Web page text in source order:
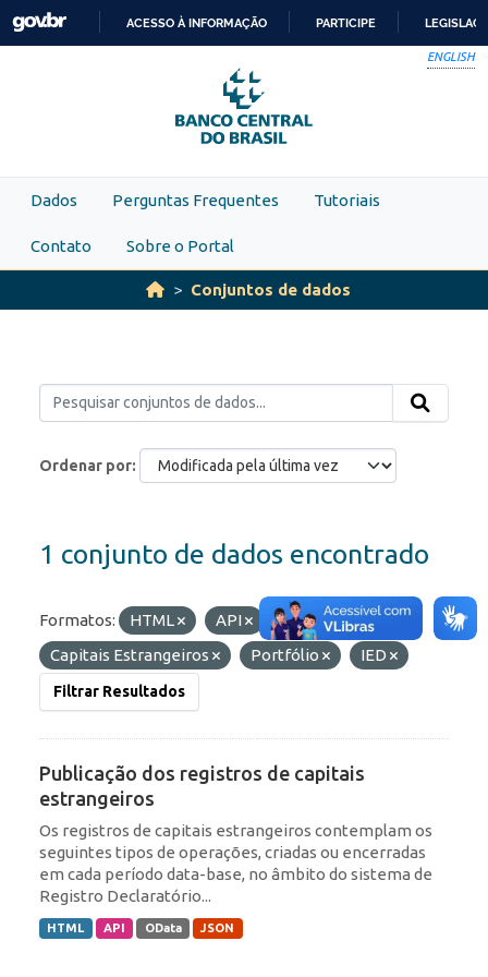
Skip to main content
PARA
O
CONTEÚDO
ACESSO À INFORMAÇÃO PARTICIPE
ENGLISH
Dados Perguntas Frequentes Tutoriais
Contato Sobre o Portal
Conjuntos de dados
Ordenar por
1 conjunto de dados encontrado
Formatos: HTML API Etiquetas:
RDE
Capitais Estrangeiros
Portfólio IED
Filtrar Resultados
Publicação dos registros de capitais
estrangeiros
Os registros de capitais estrangeiros contemplam os
seguintes tipos de operações, criadas ou encerradas
em cada período data-base, no âmbito do sistema de
Registro Declaratório...
HTML API OData JSON